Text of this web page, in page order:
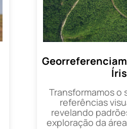
Íris
Transformamos o
referências
revelando
exploração da